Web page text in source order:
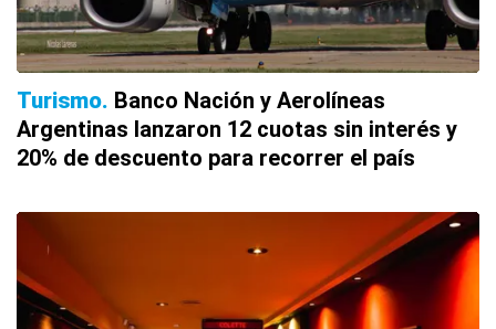
Turismo Banco Nación y Aerolíneas
Argentinas lanzaron 12 cuotas sin interés y
20% de descuento para recorrer el país